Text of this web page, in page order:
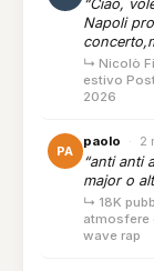
“Ciao,
Napoli
↳ Nicolò
estivo
2026
PA
paolo · 2
“anti anti
major o
↳ 18K
atmosfere
wave rap